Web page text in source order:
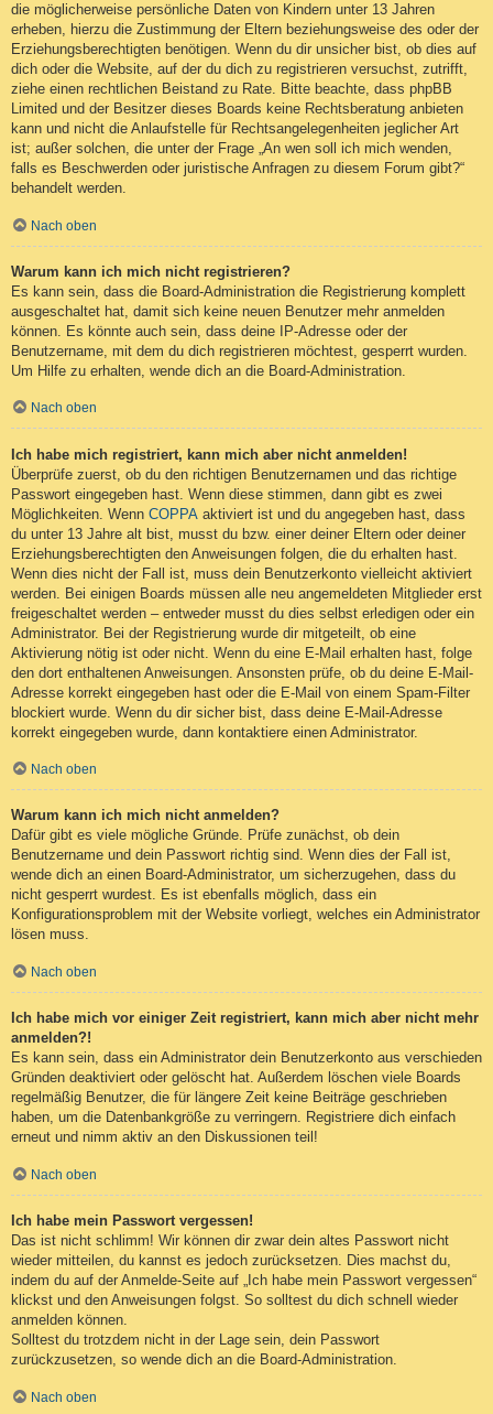
die möglicherweise persönliche Daten von Kindern unter 13 Jahren
erheben, hierzu die Zustimmung der Eltern beziehungsweise des oder der
Erziehungsberechtigten benötigen. Wenn du dir unsicher bist, ob dies auf
dich oder die Website, auf der du dich zu registrieren versuchst, zutrifft,
ziehe einen rechtlichen Beistand zu Rate. Bitte beachte, dass phpBB
Limited und der Besitzer dieses Boards keine Rechtsberatung anbieten
kann und nicht die Anlaufstelle für Rechtsangelegenheiten jeglicher Art
ist; außer solchen, die unter der Frage „An wen soll ich mich wenden,
falls es Beschwerden oder juristische Anfragen zu diesem Forum gibt?“
behandelt werden.
Nach oben
Warum kann ich mich nicht registrieren?
Es kann sein, dass die Board-Administration die Registrierung komplett
ausgeschaltet hat, damit sich keine neuen Benutzer mehr anmelden
können. Es könnte auch sein, dass deine IP-Adresse oder der
Benutzername, mit dem du dich registrieren möchtest, gesperrt wurden.
Um Hilfe zu erhalten, wende dich an die Board-Administration.
Nach oben
Ich habe mich registriert, kann mich aber nicht anmelden!
Überprüfe zuerst, ob du den richtigen Benutzernamen und das richtige
Passwort eingegeben hast. Wenn diese stimmen, dann gibt es zwei
Möglichkeiten. Wenn COPPA aktiviert ist und du angegeben hast, dass
du unter 13 Jahre alt bist, musst du bzw. einer deiner Eltern oder deiner
Erziehungsberechtigten den Anweisungen folgen, die du erhalten hast.
Wenn dies nicht der Fall ist, muss dein Benutzerkonto vielleicht aktiviert
werden. Bei einigen Boards müssen alle neu angemeldeten Mitglieder erst
freigeschaltet werden – entweder musst du dies selbst erledigen oder ein
Administrator. Bei der Registrierung wurde dir mitgeteilt, ob eine
Aktivierung nötig ist oder nicht. Wenn du eine E-Mail erhalten hast, folge
den dort enthaltenen Anweisungen. Ansonsten prüfe, ob du deine E-Mail-
Adresse korrekt eingegeben hast oder die E-Mail von einem Spam-Filter
blockiert wurde. Wenn du dir sicher bist, dass deine E-Mail-Adresse
korrekt eingegeben wurde, dann kontaktiere einen Administrator.
Nach oben
Warum kann ich mich nicht anmelden?
Dafür gibt es viele mögliche Gründe. Prüfe zunächst, ob dein
Benutzername und dein Passwort richtig sind. Wenn dies der Fall ist,
wende dich an einen Board-Administrator, um sicherzugehen, dass du
nicht gesperrt wurdest. Es ist ebenfalls möglich, dass ein
Konfigurationsproblem mit der Website vorliegt, welches ein Administrator
lösen muss.
Nach oben
Ich habe mich vor einiger Zeit registriert, kann mich aber nicht mehr
anmelden?!
Es kann sein, dass ein Administrator dein Benutzerkonto aus verschieden
Gründen deaktiviert oder gelöscht hat. Außerdem löschen viele Boards
regelmäßig Benutzer, die für längere Zeit keine Beiträge geschrieben
haben, um die Datenbankgröße zu verringern. Registriere dich einfach
erneut und nimm aktiv an den Diskussionen teil!
Nach oben
Ich habe mein Passwort vergessen!
Das ist nicht schlimm! Wir können dir zwar dein altes Passwort nicht
wieder mitteilen, du kannst es jedoch zurücksetzen. Dies machst du,
indem du auf der Anmelde-Seite auf „Ich habe mein Passwort vergessen“
klickst und den Anweisungen folgst. So solltest du dich schnell wieder
anmelden können.
Solltest du trotzdem nicht in der Lage sein, dein Passwort
zurückzusetzen, so wende dich an die Board-Administration.
Nach oben